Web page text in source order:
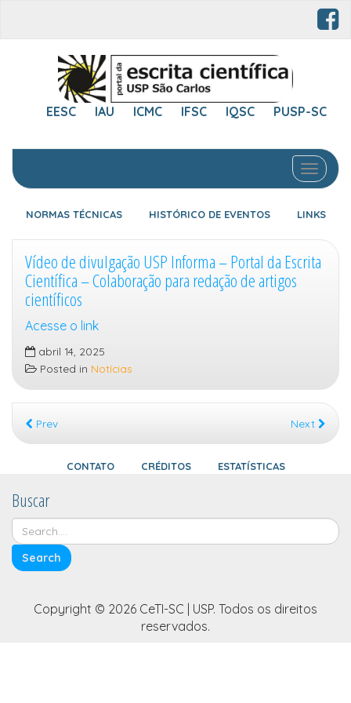
EESC IAU ICMC IFSC IQSC PUSP-SC
Toggle
NORMAS TÉCNICAS HISTÓRICO DE EVENTOS LINKS
Vídeo de divulgação USP Informa – Portal da Escrita
Científica – Colaboração para redação de artigos
científicos
Acesse o link
abril 14, 2025
Posted in Notícias
Prev Next
CONTATO CRÉDITOS ESTATÍSTICAS
Buscar
Copyright © 2026 CeTI-SC | USP. Todos os direitos
reservados.